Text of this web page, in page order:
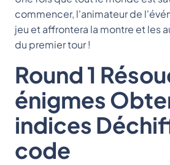
commencer, l'animateur de
jeu et affrontera la montre et les
du premier tour !
Round 1
énigmes
indices
code